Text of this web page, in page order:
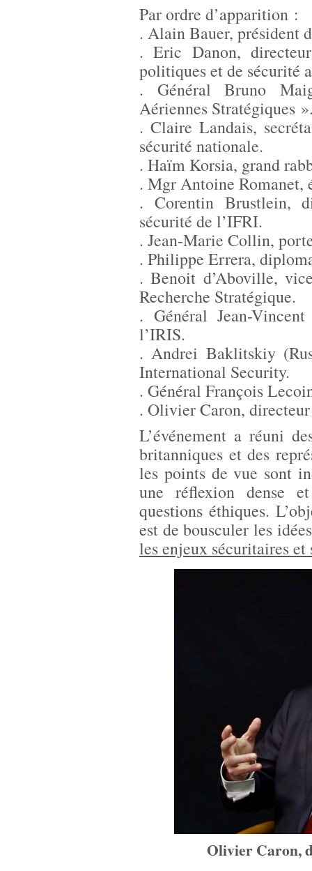
Par ordre d’apparition :
. Alain Bauer, président
. Eric Danon,
politiques et de sécurité
. Général Bruno
Aériennes Stratégiques
. Claire Landais,
sécurité nationale.
. Haïm Korsia, grand
. Mgr Antoine Romanet,
. Corentin Brustlein,
sécurité de l’IFRI.
. Jean-Marie Collin,
. Philippe Errera,
. Benoit d’Aboville,
Recherche Stratégique.
. Général Jean-
l’IRIS.
. Andrei Baklitskiy
International Security.
. Général François
. Olivier Caron,
L’événement a réuni
britanniques et des
les points de vue sont
une réflexion dense
questions éthiques.
est de bousculer les
les enjeux sécuritaires
Olivier Caron,